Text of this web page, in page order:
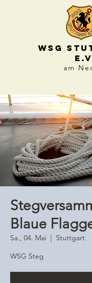
WSG
am
Blaue
Sa., 04. Mai
  |
Stuttgart
WSG Steg